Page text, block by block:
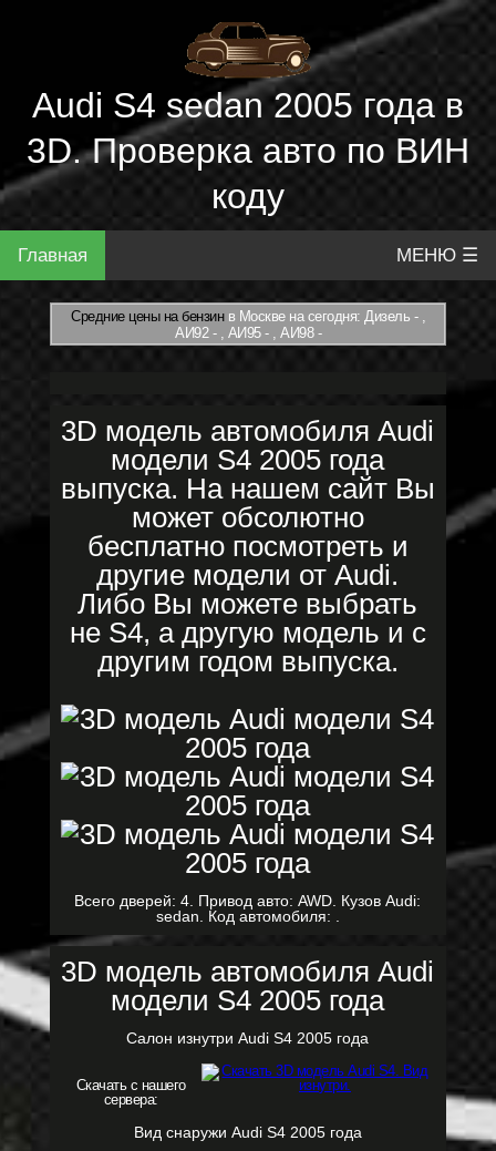
Audi S4 sedan 2005 года в
3D. Проверка авто по ВИН
коду
Главная МЕНЮ ☰
Средние цены на бензинв Москве на сегодня: Дизель - ,
АИ92 - , АИ95 - , АИ98 -
3D модель автомобиля Audi
модели S4 2005 года
выпуска. На нашем сайт Вы
может обсолютно
бесплатно посмотреть и
другие модели от Audi.
Либо Вы можете выбрать
не S4, а другую модель и с
другим годом выпуска.
Всего дверей: 4. Привод авто: AWD. Кузов Audi:
sedan. Код автомобиля: .
3D модель автомобиля Audi
модели S4 2005 года
Салон изнутри Audi S4 2005 года
Скачать с нашего
сервера:
Вид снаружи Audi S4 2005 года